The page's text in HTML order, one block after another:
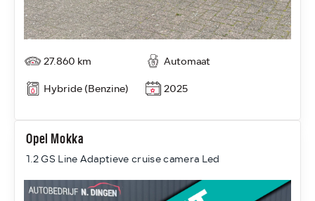
27.860 km
Automaat
Hybride (Benzine)
2025
Opel Mokka
1.2 GS Line Adaptieve cruise camera Led